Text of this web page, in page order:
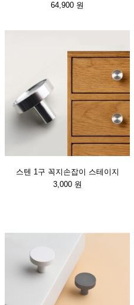
64,900 원
스텐 1구 꼭지손잡이 스테이지
3,000 원